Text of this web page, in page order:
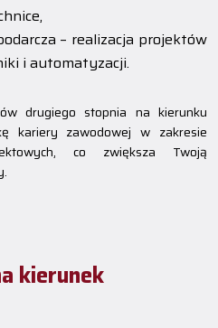
– realizacja projektów
i automatyzacji.
drugiego stopnia na kierunku
kariery zawodowej w zakresie
co zwiększa Twoją
kierunek